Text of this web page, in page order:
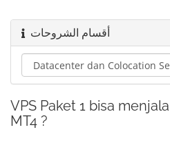
أقسام الشروحات
VPS Paket 1 bisa
MT4 ?